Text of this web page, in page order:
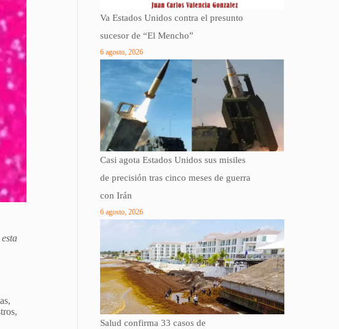
Va Estados Unidos contra el presunto
sucesor de “El Mencho”
6 agosto, 2026
Casi agota Estados Unidos sus misiles
de precisión tras cinco meses de guerra
con Irán
6 agosto, 2026
Salud confirma 33 casos de